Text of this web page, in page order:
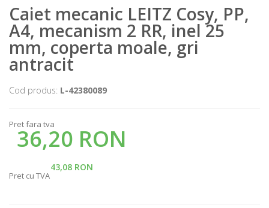
Caiet mecanic LEITZ Cosy, PP,
A4, mecanism 2 RR, inel 25
mm, coperta moale, gri
antracit
Cod produs: L-42380089
Pret fara tva
36,20 RON
43,08 RON
Pret cu TVA